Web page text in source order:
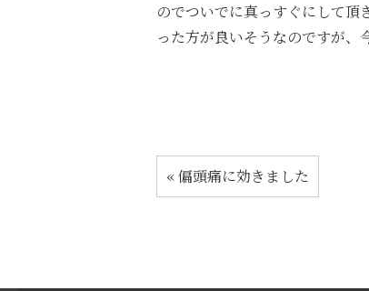
のでついでに真っすぐにして
った方が良いそうなのですが、
«偏頭痛に効きました